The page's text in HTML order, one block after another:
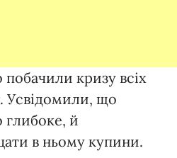
кризу всіх
Усвідомили, що
глибоке, й
в ньому купини.